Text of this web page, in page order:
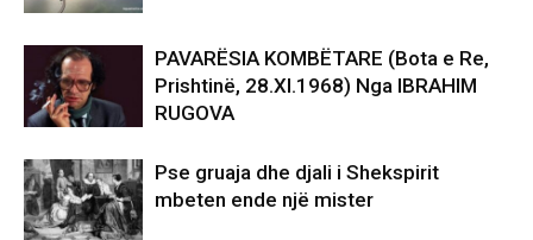
PAVARËSIA KOMBËTARE (Bota e Re,
Prishtinë, 28.XI.1968) Nga IBRAHIM
RUGOVA
Pse gruaja dhe djali i Shekspirit
mbeten ende një mister